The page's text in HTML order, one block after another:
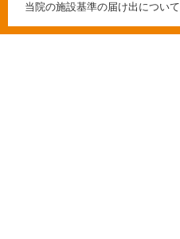
当院の施設基準の届け出について